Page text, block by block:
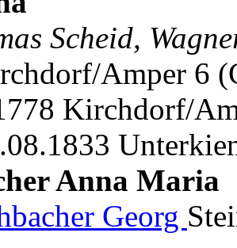
Scheid,
Amper 6
Kirchdorf/
Anna Maria
Georg